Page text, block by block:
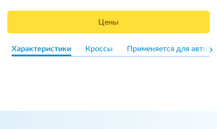
Цены
Характеристики Кроссы Применяется для авто